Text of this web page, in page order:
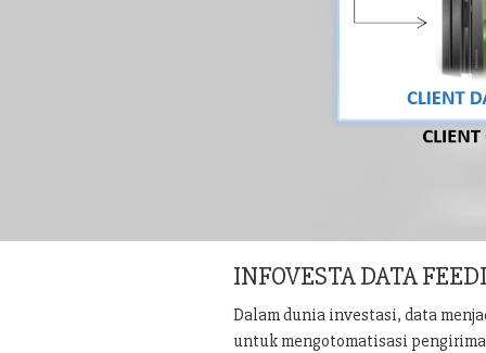
INFOVESTA DATA
Dalam dunia investasi, data
untuk mengotomatisasi